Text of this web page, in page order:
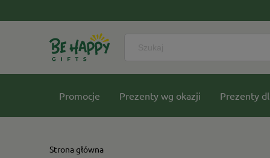
Promocje Prezenty wg okazji Prezenty
Strona główna